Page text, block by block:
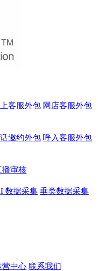
客服外包 网店客服外包
邀约外包 呼入客服外包
播审核
数据采集 垂类数据采集
营中心 联系我们